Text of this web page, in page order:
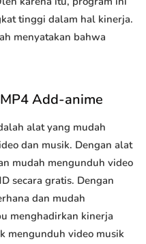
tinggi dalam hal kinerja.
menyatakan bahwa
Add-anime
alat yang mudah
dan musik. Dengan alat
mudah mengunduh video
secara gratis. Dengan
dan mudah
menghadirkan kinerja
mengunduh video musik